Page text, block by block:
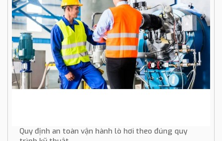
Quy định an toàn vận hành lò hơi theo đúng quy